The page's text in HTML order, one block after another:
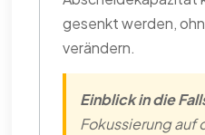
gesenkt werden,
verändern.
Einblick in die
Fokussierung auf